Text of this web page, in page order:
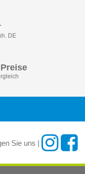
DE
Sie uns |